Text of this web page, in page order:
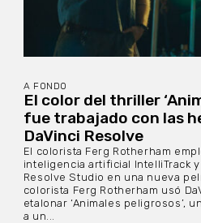
A FONDO
El color del thriller
fue trabajado con las
DaVinci Resolve
El colorista Ferg Rotherham
inteligencia artificial IntelliTrack y
Resolve Studio en una nueva
colorista Ferg Rotherham usó
etalonar ‘Animales peligrosos’,
a un...